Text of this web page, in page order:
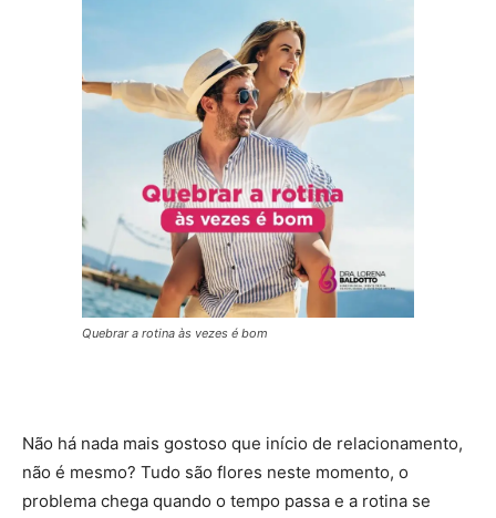
Quebrar a rotina às vezes é bom
Não há nada mais gostoso que início de relacionamento,
não é mesmo? Tudo são flores neste momento, o
problema chega quando o tempo passa e a rotina se